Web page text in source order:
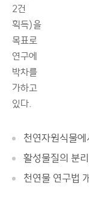
2건
획득)을
목표로
연구에
박차를
가하고
있다.
천연자원식물
활성물질의 분
천연물 연구